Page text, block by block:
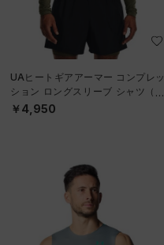
UAヒートギアアーマー コンプレッ
ション ロングスリーブ シャツ（ト
レーニング/MEN）
￥4,950